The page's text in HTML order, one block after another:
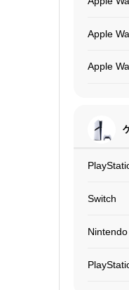
Apple
Apple
Switch